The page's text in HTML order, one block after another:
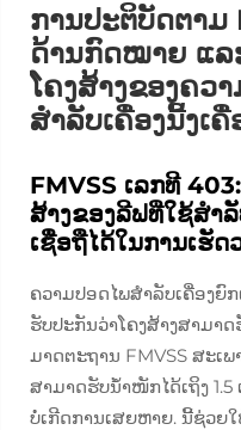
ການປະຕິບັດຕາມ
ດ້ານກົດໝາຍ ແລ
ໂຄງສ້າງຂອງຄວ
ສຳລັບເຄື່ອງນີ້ງເຄື່
FMVSS ເລກທີ
ສ້າງຂອງລີຟທີ່ໃຊ້ສຳ
ເຊື່ອຖືໄດ້ໃນການເຮັດ
ຄວາມປອດໄພສຳລັບເຄື່ອງຍົ
ຮັບປະກັນວ່າໂຄງສ້າງສາມາ
ມາດຕະຖານ FMVSS ສະເ
ສາມາດຮັບນ້ຳໜັກໄດ້ເຖິງ
ບໍ່ເກີດການເສຍຫາຍ. ນີ້ຊ່ວຍ